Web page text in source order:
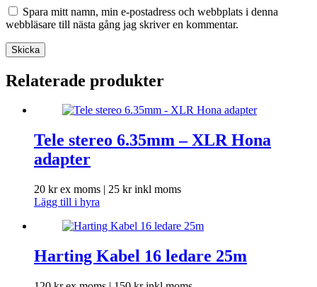
Spara mitt namn, min e-postadress och webbplats i denna
webbläsare till nästa gång jag skriver en kommentar.
Skicka
Relaterade produkter
Tele stereo 6.35mm – XLR Hona
adapter
20 krex moms | 25 krinkl moms
Lägg till i hyra
Harting Kabel 16 ledare 25m